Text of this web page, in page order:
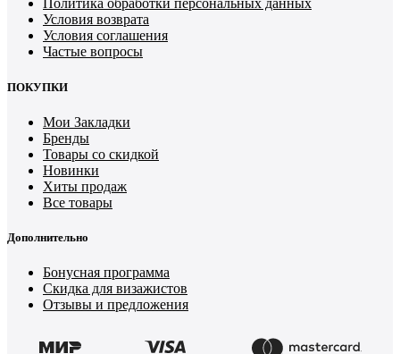
Политика обработки персональных данных
Условия возврата
Условия соглашения
Частые вопросы
ПОКУПКИ
Мои Закладки
Бренды
Товары со скидкой
Новинки
Хиты продаж
Все товары
Дополнительно
Бонусная программа
Скидка для визажистов
Отзывы и предложения